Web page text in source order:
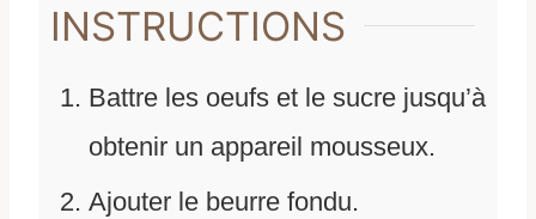
INSTRUCTIONS
Battre les oeufs et le sucre jusqu’à
obtenir un appareil mousseux.
Ajouter le beurre fondu.